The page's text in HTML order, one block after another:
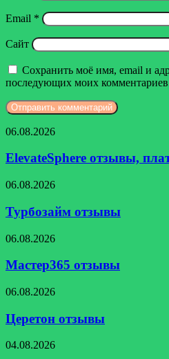
Email *
Сайт
Сохранить моё имя, email и
последующих моих
ElevateSphere
платят
нет?
06.08.2026
ElevateSphere отзывы,
Турбозайм
06.08.2026
Турбозайм отзывы
Мастер365
06.08.2026
Мастер365 отзывы
Церетон
06.08.2026
Церетон отзывы
trend.nodegwavey.com
04.08.2026